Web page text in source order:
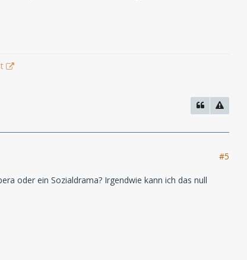
#5
oder ein Sozialdrama? Irgendwie kann ich das null